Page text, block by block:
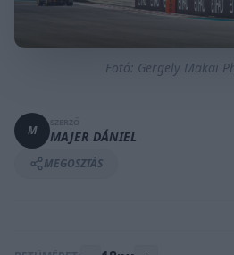
Fotó: Gergely Makai
M MAJER DÁNIEL
MEGOSZTÁS